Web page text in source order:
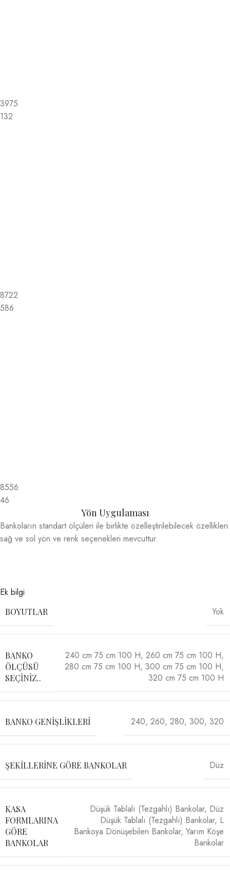
3975
132
8722
586
8556
46
Yön Uygulaması
Bankoların standart ölçüleri ile birlikte özelleştirilebilecek özellikleri
sağ ve sol yön ve renk seçenekleri mevcuttur.
Ek bilgi
BOYUTLAR Yok
BANKO
ÖLÇÜSÜ
SEÇINIZ..
240 cm 75 cm 100 H, 260 cm 75 cm 100 H,
280 cm 75 cm 100 H, 300 cm 75 cm 100 H,
320 cm 75 cm 100 H
BANKO GENIŞLIKLERI 240, 260, 280, 300, 320
ŞEKILLERINE GÖRE BANKOLAR Düz
KASA
FORMLARINA
GÖRE
BANKOLAR
Düşük Tablalı (Tezgahlı) Bankolar, Düz
Düşük Tablalı (Tezgahlı) Bankolar, L
Bankoya Dönüşebilen Bankolar, Yarım Köşe
Bankolar